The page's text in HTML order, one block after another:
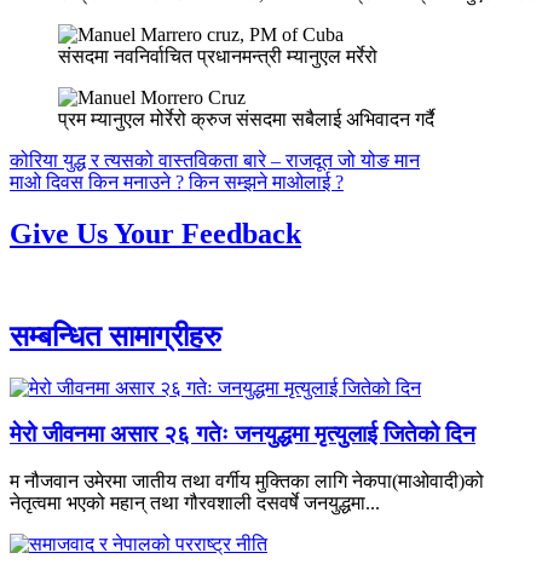
संसदमा नवनिर्वाचित प्रधानमन्त्री म्यानुएल मर्रेरो
प्रम म्यानुएल मोर्रेरो क्रुज संसदमा सबैलाई अभिवादन गर्दै
पछिल्लाे
-
कोरिया युद्ध र त्यसको वास्तविकता बारे – राजदूत जो योङ मान
अघिल्लाे
माओ दिवस किन मनाउने ? किन सम्झने माओलाई ?
Give Us Your Feedback
सम्बन्धित सामाग्रीहरु
मेरो जीवनमा असार २६ गतेः जनयुद्धमा मृत्युलाई जितेको दिन
म नौजवान उमेरमा जातीय तथा वर्गीय मुक्तिका लागि नेकपा(माओवादी)को
नेतृत्वमा भएको महान् तथा गौरवशाली दसवर्षे जनयुद्धमा...